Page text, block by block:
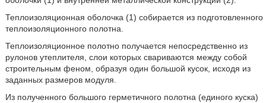
Теплоизоляционная оболочка (1) собирается из подготовленного
теплоизоляционного полотна.
Теплоизоляционное полотно получается непосредственно из
рулонов утеплителя, слои которых свариваются между собой
строительным феном, образуя один большой кусок, исходя из
заданных размеров модуля.
Из полученного большого герметичного полотна (единого куска)